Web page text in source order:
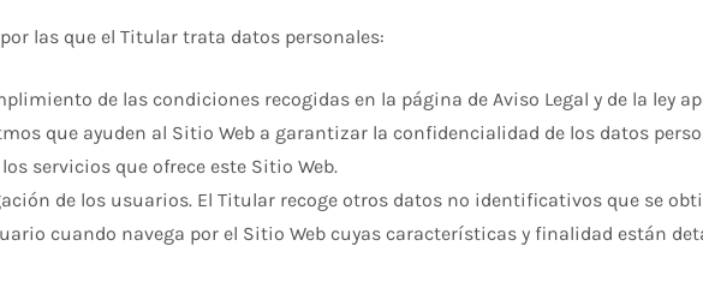
las que el Titular trata datos personales:
de las condiciones recogidas en la página de Aviso Legal y de la ley
que ayuden al Sitio Web a garantizar la confidencialidad de los datos
servicios que ofrece este Sitio Web.
de los usuarios. El Titular recoge otros datos no identificativos que se
cuando navega por el Sitio Web cuyas características y finalidad están